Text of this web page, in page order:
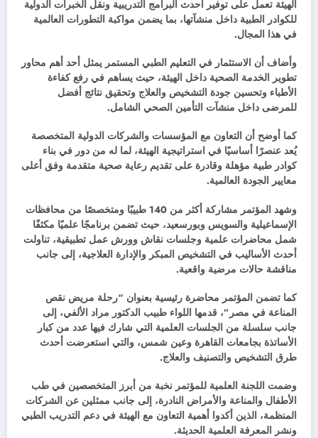
الهيئة تعمل على توفير أحدث البرامج التدريبية ونقل الخبرات الدولية
للكوادر الطبية داخل منشآتها، بما يضمن مواكبة التطورات العالمية
في هذا المجال.
وأضاف أن الاستثمار في التعليم الطبي المستمر يمثل أحد أهم محاور
تطوير الخدمة الصحية داخل الهيئة، حيث يساهم في رفع كفاءة
الأطباء وتحسين جودة التشخيص والعلاج وتحقيق نتائج أفضل
للمرضى داخل منشآت التأمين الصحي الشامل.
كما أوضح أن التعاون مع المؤسسات والشركات الدولية المتخصصة
يُعد عنصرًا أساسيًا في استراتيجية الهيئة، لما له من دور في بناء
كوادر طبية مؤهلة وقادرة على تقديم رعاية صحية متقدمة وفق أعلى
معايير الجودة العالمية.
وشهد المؤتمر مشاركة أكثر من 140 طبيبًا ومتخصصًا من محافظات
الإسماعيلية والسويس وبورسعيد، حيث تضمن برنامجًا علميًا مكثفًا
شمل محاضرات علمية وجلسات نقاش وورش عمل تطبيقية، تناولت
أحدث الأساليب في التشخيص المبكر والإدارة العلاجية، إلى جانب
مناقشة حالات مرضية واقعية.
كما تضمن المؤتمر محاضرة رئيسية بعنوان “رحلة مريض نقص
المناعة في مصر”، قدمها اللواء طبيب الدكتور مراد الألفي، إلى
جانب سلسلة من الجلسات العلمية التي شارك فيها عدد من كبار
الأساتذة بجامعات القاهرة وعين شمس، والتي استعرضت أحدث
طرق التشخيص والتصنيف والعلاج.
وضمت اللجنة العلمية للمؤتمر نخبة من أبرز المتخصصين في طب
الأطفال والمناعة والأمراض النادرة، إلى جانب ممثلين عن الشركات
المنظمة، الذين أكدوا أهمية التعاون مع الهيئة في دعم التدريب الطبي
ونشر المعرفة العلمية الحديثة.